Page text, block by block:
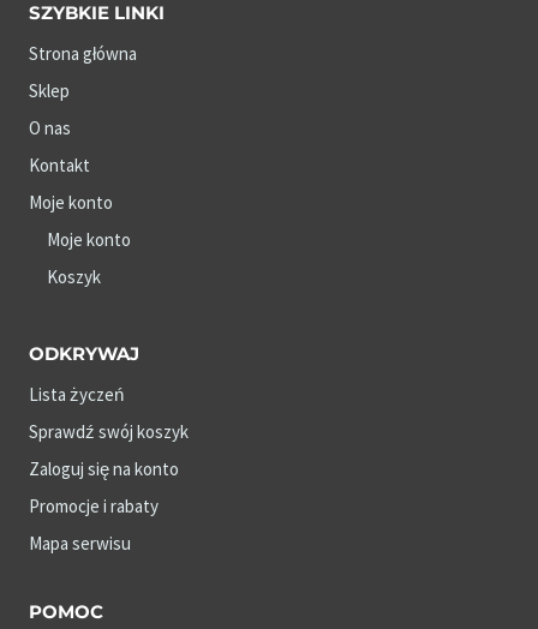
SZYBKIE LINKI
Strona główna
Sklep
O nas
Kontakt
Moje konto
Moje konto
Koszyk
ODKRYWAJ
Lista życzeń
Sprawdź swój koszyk
Zaloguj się na konto
Promocje i rabaty
Mapa serwisu
POMOC